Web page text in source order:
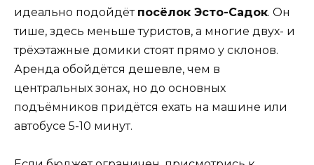
идеально подойдёт посёлок Эсто-Садок. Он
тише, здесь меньше туристов, а многие двух- и
трёхэтажные домики стоят прямо у склонов.
Аренда обойдётся дешевле, чем в
центральных зонах, но до основных
подъёмников придётся ехать на машине или
автобусе 5-10 минут.